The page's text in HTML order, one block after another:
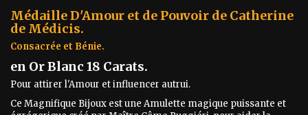
Médaille D'Amour et de Pouvoir de Catherine
de Médicis.
Consacrée et Bénie.
en Or Blanc 18 Carats.
Pour attirer l'Amour et influencer autrui.
Ce Magnifique Bijoux est une Amulette magique puissante et